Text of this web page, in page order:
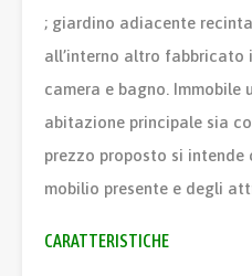
; giardino adiacente
all’interno altro fabbricato
camera e bagno. Immobile
abitazione principale sia
prezzo proposto si intende
mobilio presente e degli
CARATTERISTICHE